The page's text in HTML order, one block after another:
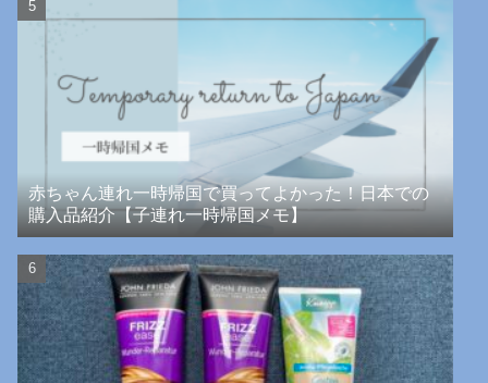
赤ちゃん連れ一時帰国で買ってよかった！日本での
購入品紹介【子連れ一時帰国メモ】